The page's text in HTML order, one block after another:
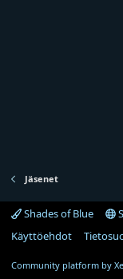
Jäsenet
Shades of Blue
Käyttöehdot
Community platform by